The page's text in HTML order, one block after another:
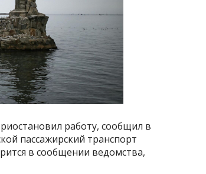
работу, сообщил в
пассажирский транспорт
в сообщении ведомства,